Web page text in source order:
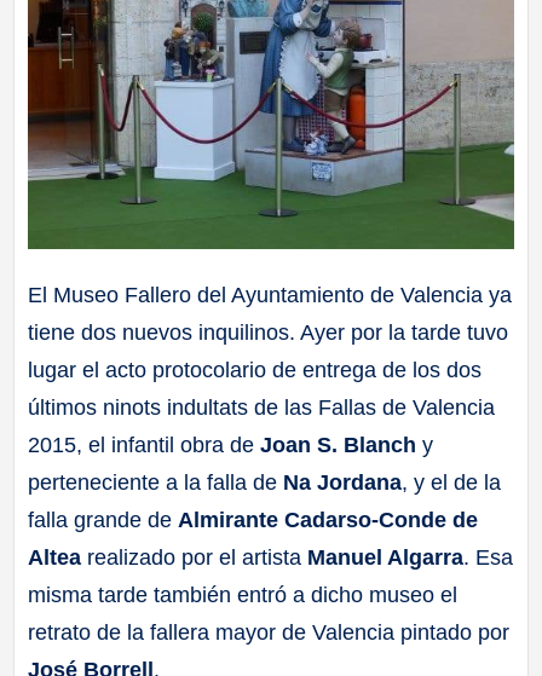
El Museo Fallero del Ayuntamiento de Valencia ya
tiene dos nuevos inquilinos. Ayer por la tarde tuvo
lugar el acto protocolario de entrega de los dos
últimos ninots indultats de las Fallas de Valencia
2015, el infantil obra deJoan S. Blanch y
perteneciente a la falla de Na Jordana, y el de la
falla grande de Almirante Cadarso-Conde de
Altea realizado por el artista Manuel Algarra. Esa
misma tarde también entró a dicho museo el
retrato de la fallera mayor de Valencia pintado por
José Borrell.